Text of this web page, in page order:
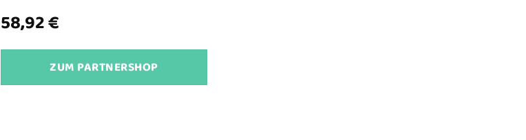
58,92€
ZUM PARTNERSHOP